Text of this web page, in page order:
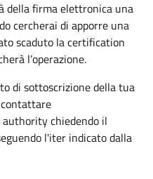
dellafirma elettronica una
cercherai di apporre una
scaduto la certification
l’operazione.
di sottoscrizione della tua
chiedendo il
l'iter indicato dalla